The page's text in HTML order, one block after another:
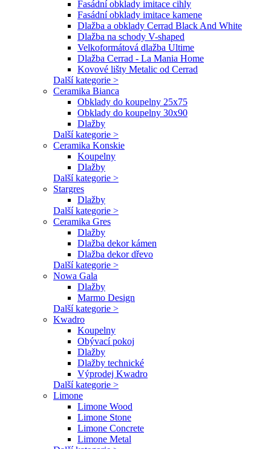
Fasádní obklady imitace cihly
Fasádní obklady imitace kamene
Dlažba a obklady Cerrad Black And White
Dlažba na schody V-shaped
Velkoformátová dlažba Ultime
Dlažba Cerrad - La Mania Home
Kovové lišty Metalic od Cerrad
Další kategorie >
Ceramika Bianca
Obklady do koupelny 25x75
Obklady do koupelny 30x90
Dlažby
Další kategorie >
Ceramika Konskie
Koupelny
Dlažby
Další kategorie >
Stargres
Dlažby
Další kategorie >
Ceramika Gres
Dlažby
Dlažba dekor kámen
Dlažba dekor dřevo
Další kategorie >
Nowa Gala
Dlažby
Marmo Design
Další kategorie >
Kwadro
Koupelny
Obývací pokoj
Dlažby
Dlažby technické
Výprodej Kwadro
Další kategorie >
Limone
Limone Wood
Limone Stone
Limone Concrete
Limone Metal